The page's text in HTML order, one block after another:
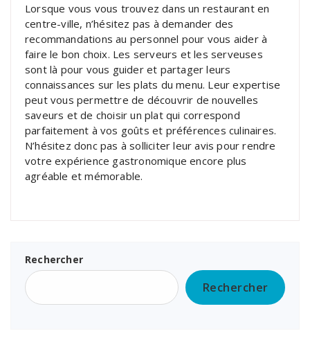
Lorsque vous vous trouvez dans un restaurant en
centre-ville, n’hésitez pas à demander des
recommandations au personnel pour vous aider à
faire le bon choix. Les serveurs et les serveuses
sont là pour vous guider et partager leurs
connaissances sur les plats du menu. Leur expertise
peut vous permettre de découvrir de nouvelles
saveurs et de choisir un plat qui correspond
parfaitement à vos goûts et préférences culinaires.
N’hésitez donc pas à solliciter leur avis pour rendre
votre expérience gastronomique encore plus
agréable et mémorable.
Rechercher
Rechercher